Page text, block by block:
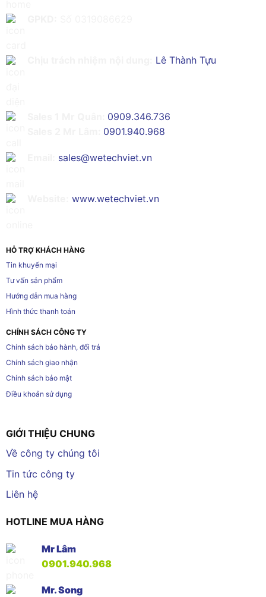
Lê Thành Tựu
0909.346.736
0901.940.968
sales@wetechviet.vn
www.wetechviet.vn
HỖ TRỢ KHÁCH HÀNG
Tin khuyến mại
Tư vấn sản phẩm
Hướng dẫn mua hàng
Hình thức thanh toán
CHÍNH SÁCH CÔNG TY
Chính sách bảo hành, đổi trả
Chính sách giao nhận
Chính sách bảo mật
Điều khoản sử dụng
GIỚI THIỆU CHUNG
Về công ty chúng tôi
Tin tức công ty
Liên hệ
HOTLINE MUA HÀNG
Mr Lâm
0901.940.968
Mr. Song